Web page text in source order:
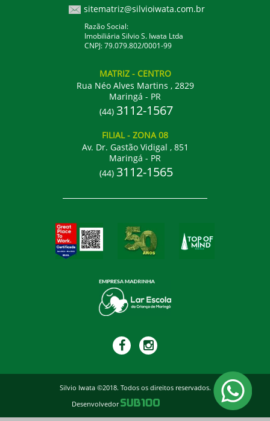
sitematriz@silvioiwata.com.br
Razão Social:
Imobiliária Silvio S. Iwata Ltda
CNPJ: 79.079.802/0001-99
MATRIZ - CENTRO
Rua Néo Alves Martins , 2829
Maringá - PR
(44) 3112-1567
FILIAL- ZONA 08
Av. Dr. Gastão Vidigal , 851
Maringá - PR
(44) 3112-1565
Silvio Iwata ©2018. Todos os direitos reservados.
Desenvolvedor